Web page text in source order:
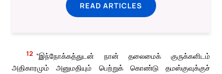
READ ARTICLES
12 “இந்நோக்கத்துடன் நான் தலைமைக் குருக்களிடம்
அதிகாரமும் அனுமதியும் பெற்றுக் கொண்டு தமஸ்குவுக்குச்